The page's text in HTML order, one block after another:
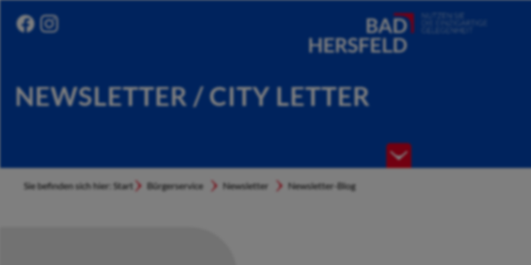
NEWSLETTER / CITY LETTER
Sie befinden sich hier: Start Bürgerservice Newsletter Newsletter-Blog